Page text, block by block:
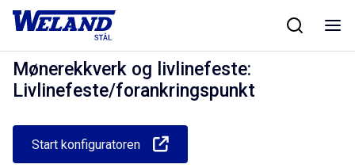
Skip
Hjem/Produkter/Taksikkerhet
/
Livlinefeste/forankringspunkt
Mønerekkverk og livlinefeste:
Livlinefeste/forankringspunkt
Start konfiguratoren